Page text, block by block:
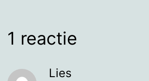
1 reactie
Lies